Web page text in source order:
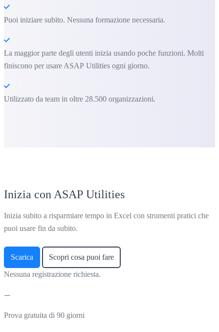
Puoi iniziare subito. Nessuna formazione necessaria.
La maggior parte degli utenti inizia usando poche funzioni. Molti
finiscono per usare ASAP Utilities ogni giorno.
Utilizzato da team in oltre 28.500 organizzazioni.
Inizia con ASAP Utilities
Inizia subito a risparmiare tempo in Excel con strumenti pratici che
puoi usare fin da subito.
Scarica Scopri cosa puoi fare
Nessuna registrazione richiesta.
Prova gratuita di 90 giorni